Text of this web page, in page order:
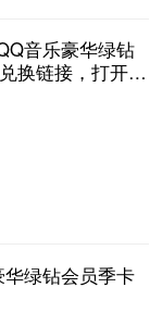
音乐豪华绿钻
换链接，打开链
绿钻会员季卡